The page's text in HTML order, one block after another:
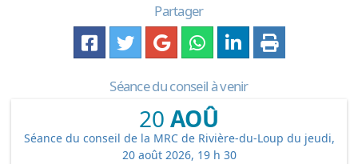
Partager
Séance du conseil à venir
20 AOÛ
Séance du conseil de la MRC de Rivière-du-Loup du jeudi,
20 août 2026, 19 h 30